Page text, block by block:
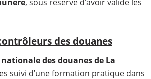
, sous réserve d’avoir validé les
des douanes
nationale des douanes de La
suivi d’une formation pratique dans